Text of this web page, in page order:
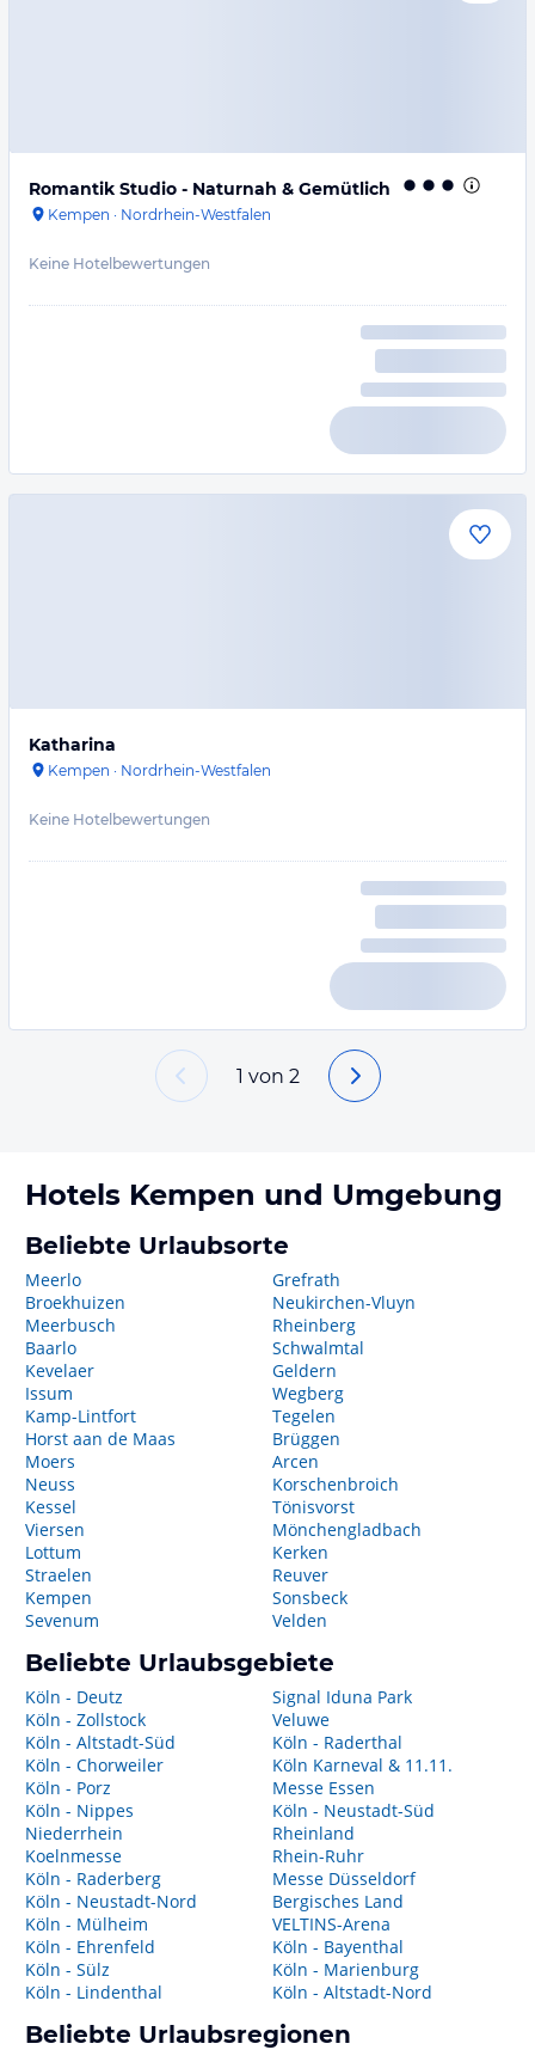
Romantik Studio - Naturnah & Gemütlich
Kempen · Nordrhein-Westfalen
Keine Hotelbewertungen
Katharina
Kempen · Nordrhein-Westfalen
Keine Hotelbewertungen
1 von 2
Hotels Kempen und Umgebung
Beliebte Urlaubsorte
Meerlo
Broekhuizen
Meerbusch
Baarlo
Kevelaer
Issum
Kamp-Lintfort
Horst aan de Maas
Moers
Neuss
Kessel
Viersen
Lottum
Straelen
Kempen
Sevenum
Grefrath
Neukirchen-Vluyn
Rheinberg
Schwalmtal
Geldern
Wegberg
Tegelen
Brüggen
Arcen
Korschenbroich
Tönisvorst
Mönchengladbach
Kerken
Reuver
Sonsbeck
Velden
Beliebte Urlaubsgebiete
Köln - Deutz
Köln - Zollstock
Köln - Altstadt-Süd
Köln - Chorweiler
Köln - Porz
Köln - Nippes
Niederrhein
Koelnmesse
Köln - Raderberg
Köln - Neustadt-Nord
Köln - Mülheim
Köln - Ehrenfeld
Köln - Sülz
Köln - Lindenthal
Signal Iduna Park
Veluwe
Köln - Raderthal
Köln Karneval & 11.11.
Messe Essen
Köln - Neustadt-Süd
Rheinland
Rhein-Ruhr
Messe Düsseldorf
Bergisches Land
VELTINS-Arena
Köln - Bayenthal
Köln - Marienburg
Köln - Altstadt-Nord
Beliebte Urlaubsregionen